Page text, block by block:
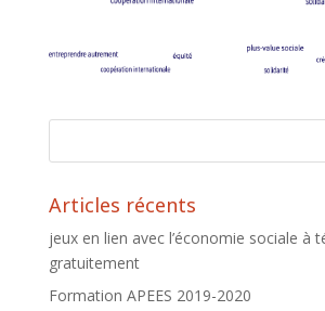
Articles récents
jeux en lien avec l’économie sociale à
gratuitement
Formation APEES 2019-2020